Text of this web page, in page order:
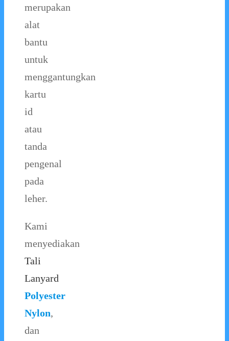
merupakan
alat
bantu
untuk
menggantungkan
kartu
id
atau
tanda
pengenal
pada
leher.
Kami
menyediakan
Tali
Lanyard
Polyester
Nylon,
dan